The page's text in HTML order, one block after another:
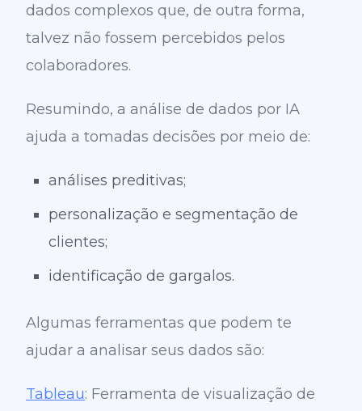
dados complexos que, de outra forma,
talvez não fossem percebidos pelos
colaboradores.
Resumindo, a análise de dados por IA
ajuda a tomadas decisões por meio de:
análises preditivas;
personalização e segmentação de
clientes;
identificação de gargalos.
Algumas ferramentas que podem te
ajudar a analisar seus dados são:
Tableau: Ferramenta de visualização de